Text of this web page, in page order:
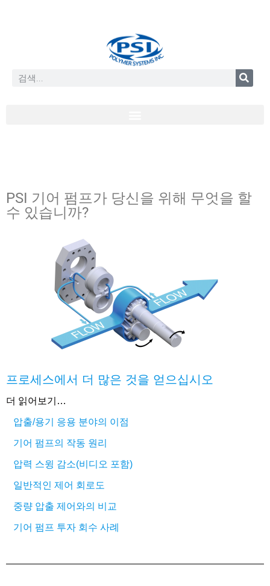
PSI 기어 펌프가 당신을 위해 무엇을 할
수 있습니까?
프로세스에서 더 많은 것을 얻으십시오
더 읽어보기…
압출/용기 응용 분야의 이점
기어 펌프의 작동 원리
압력 스윙 감소(비디오 포함)
일반적인 제어 회로도
중량 압출 제어와의 비교
기어 펌프 투자 회수 사례